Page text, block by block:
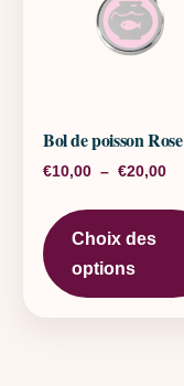
Bol de poisson Rose
€10,00 – €20,00
Choix des
options